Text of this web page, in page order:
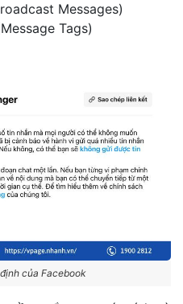
Messages)
Tags)
của Facebook